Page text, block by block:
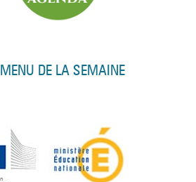
MENU DE LA SEMAINE